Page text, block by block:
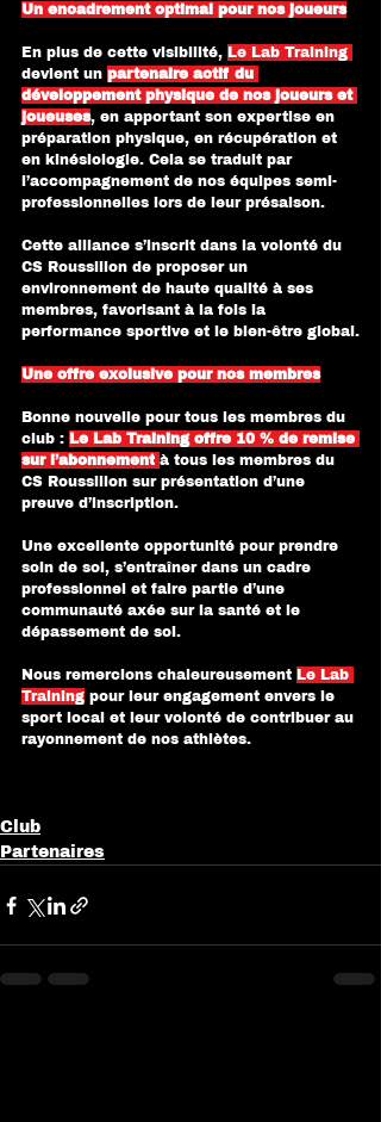
Un encadrement optimal pour nos joueurs
En plus de cette visibilité, Le Lab Training
devient un partenaire actif du
développement physique de nos joueurs et
joueuses, en apportant son expertise en
préparation physique, en récupération et
en kinésiologie. Cela se traduit par
l’accompagnement de nos équipes semi-
professionnelles lors de leur présaison.
Cette alliance s’inscrit dans la volonté du
CS Roussillon de proposer un
environnement de haute qualité à ses
membres, favorisant à la fois la
performance sportive et le bien-être global.
Une offre exclusive pour nos membres
Bonne nouvelle pour tous les membres du
club : Le Lab Training offre 10 % de remise
sur l’abonnement à tous les membres du
CS Roussillon sur présentation d’une
preuve d’inscription.
Une excellente opportunité pour prendre
soin de soi, s’entraîner dans un cadre
professionnel et faire partie d’une
communauté axée sur la santé et le
dépassement de soi.
Nous remercions chaleureusement Le Lab
Training pour leur engagement envers le
sport local et leur volonté de contribuer au
rayonnement de nos athlètes.
Club
Partenaires